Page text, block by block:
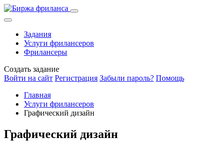
Задания
Услуги фрилансеров
Фрилансеры
Создать задание
Войти на сайт Регистрация Забыли пароль? Помощь
Главная
Услуги фрилансеров
Графический дизайн
Графический дизайн